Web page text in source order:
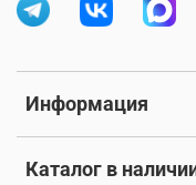
Информация
Каталог в